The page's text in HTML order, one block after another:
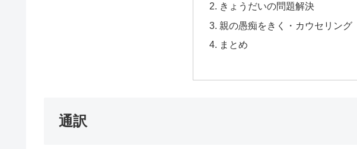
きょうだいの問題解決
親の愚痴をきく・カウセリング
まとめ
通訳